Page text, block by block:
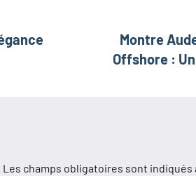
Montre
Offshore :
Les champs obligatoires sont indiqués